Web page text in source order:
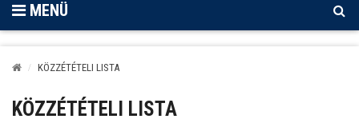
MENÜ
KÖZZÉTÉTELI LISTA
KÖZZÉTÉTELI LISTA